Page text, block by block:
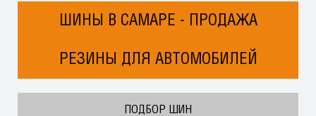
ШИНЫ В САМАРЕ - ПРОДАЖА
РЕЗИНЫ ДЛЯ АВТОМОБИЛЕЙ
ПОДБОР ШИН